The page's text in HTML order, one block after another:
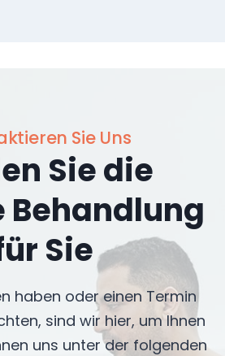
Sie Uns
Sie die
Sie
haben oder einen Termin
sind wir hier, um Ihnen
uns unter der folgenden